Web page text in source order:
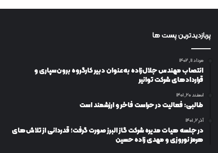
پربازدیدترین پست ها
مرداد ۱۱, ۱۴۰۲
انتصاب مهندس جلال‌زاده به‌عنوان دبیر كارگروه برون‌سپاری و
قراردادهای شركت توانیر
اسفند ۲۰, ۱۴۰۱
طالبی: فعالیت در حراست فاخر و ارزشمند است
آذر ۲, ۱۴۰۱
در جلسه هیات مدیره شرکت گاز البرز صورت گرفت؛ قدردانی از تلاش‌های
هرمز نوروزی و مهدی زاده حسین